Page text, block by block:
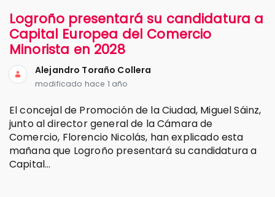
Logroño presentará su candidatura a
Capital Europea del Comercio
Minorista en 2028
Alejandro Toraño Collera
modificado hace 1 año
El concejal de Promoción de la Ciudad, Miguel Sáinz,
junto al director general de la Cámara de
Comercio, Florencio Nicolás, han explicado esta
mañana que Logroño presentará su candidatura a
Capital...